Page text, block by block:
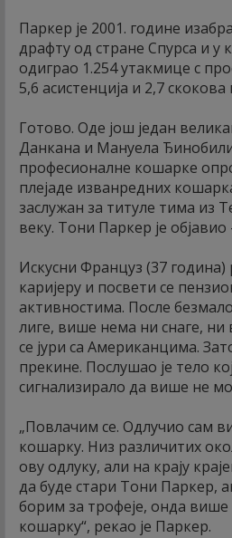
Паркер је 2001. године
драфту од стране Спурса и у
одиграо 1.254 утакмице с
5,6 асистенција и 2,7 скокова
Готово. Оде још један
Данкана и Мануела
професионалне кошарке
плејаде изванредних
заслужан за титуле тима из
веку. Тони Паркер је објавио
Искусни Француз (37
каријеру и посвети се
активностима. После
лиге, више нема ни снаге,
се јури са Американцима.
прекине. Послушао је тело
сигнализирало да више не
„Повлачим се. Одлучио сам
кошарку. Низ различитих
ову одлуку, али на крају
да буде стари Тони Паркер,
борим за трофеје, онда
кошарку“, рекао је Паркер.